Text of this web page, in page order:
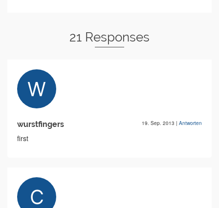
21 Responses
wurstfingers 19. Sep. 2013 | Antworten
first